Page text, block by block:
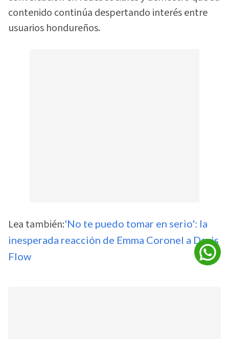
contenido continúa despertando interés entre
usuarios hondureños.
Lea también:'No te puedo tomar en serio': la
inesperada reacción de Emma Coronel a Davis
Flow